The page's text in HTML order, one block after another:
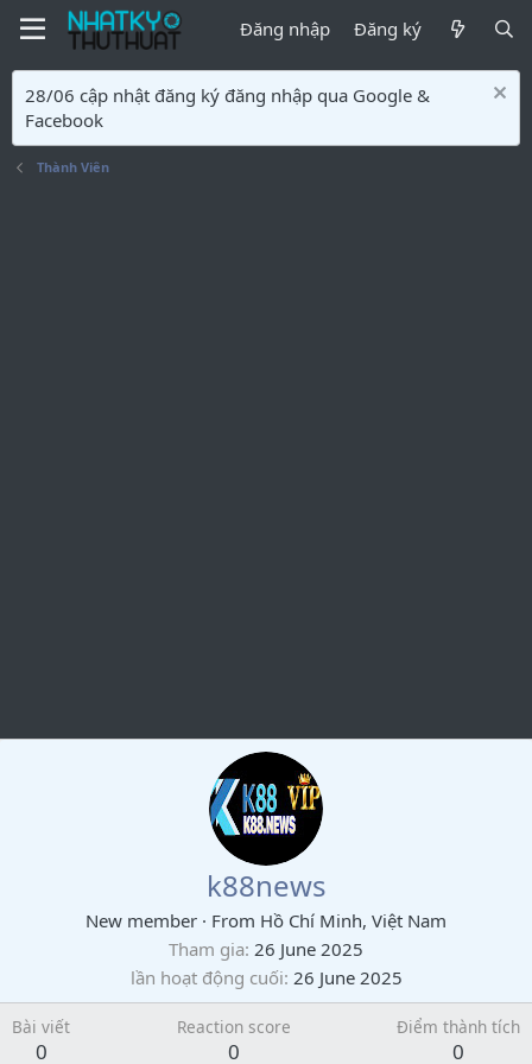
Đăng nhập Đăng ký
28/06 cập nhật đăng ký đăng nhập qua Google &
Facebook
Thành Viên
k88news
New member · From Hồ Chí Minh, Việt Nam
Tham gia 26 June 2025
lần hoạt động cuối 26 June 2025
Bài viết
0
Reaction score
0
Điểm thành tích
0